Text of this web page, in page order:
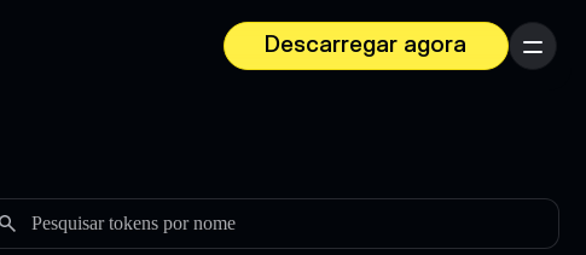
Descarregar agora
Menu
Pesquisar tokens por nome